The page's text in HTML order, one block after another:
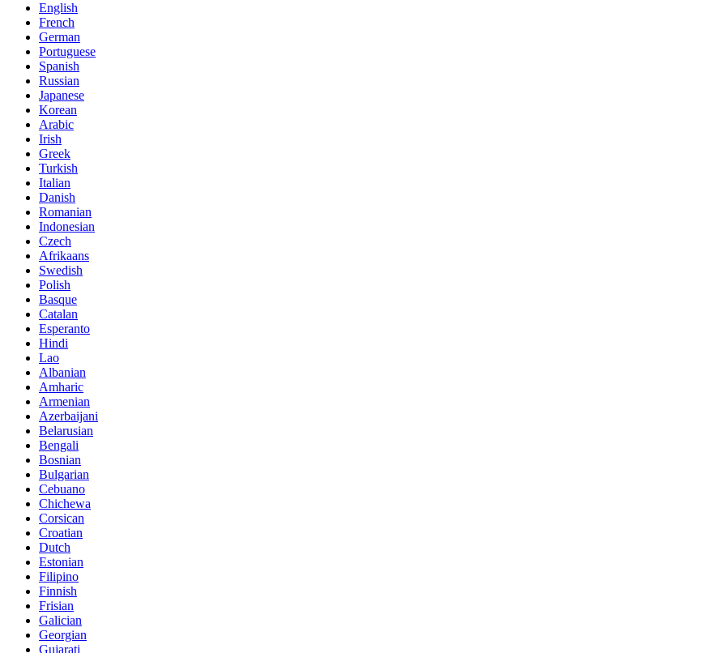
English
French
German
Portuguese
Spanish
Russian
Japanese
Korean
Arabic
Irish
Greek
Turkish
Italian
Danish
Romanian
Indonesian
Czech
Afrikaans
Swedish
Polish
Basque
Catalan
Esperanto
Hindi
Lao
Albanian
Amharic
Armenian
Azerbaijani
Belarusian
Bengali
Bosnian
Bulgarian
Cebuano
Chichewa
Corsican
Croatian
Dutch
Estonian
Filipino
Finnish
Frisian
Galician
Georgian
Gujarati